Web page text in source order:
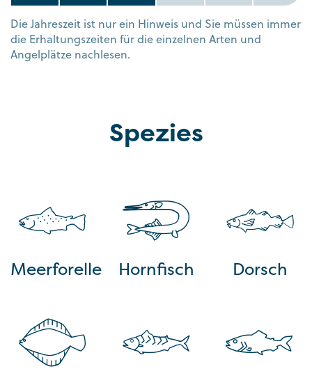
Die Jahreszeit ist nur ein Hinweis und Sie müssen immer
die Erhaltungszeiten für die einzelnen Arten und
Angelplätze nachlesen.
Spezies
Meerforelle Hornfisch Dorsch